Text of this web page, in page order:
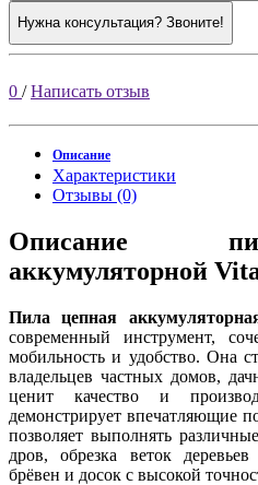
Нужна консультация? Звоните!
0 /Написать отзыв
Описание
Характеристики
Отзывы (0)
Описание
аккумуляторной
Пила цепная
современный инструмент,
мобильность и удобство. Она
владельцев частных домов,
ценит качество и
демонстрирует впечатляющие
позволяет выполнять
дров, обрезка веток
брёвен и досок с высокой